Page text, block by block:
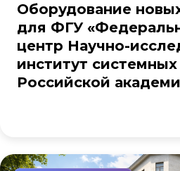
Оборудование
для ФГУ
центр Научно-
институт
Российской